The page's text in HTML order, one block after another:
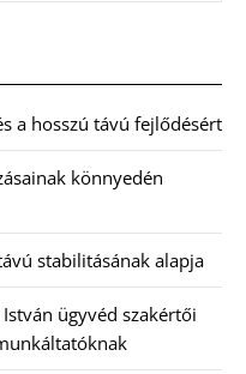
a hosszú távú fejlődésért
könnyedén
stabilitásának alapja
ügyvéd szakértői